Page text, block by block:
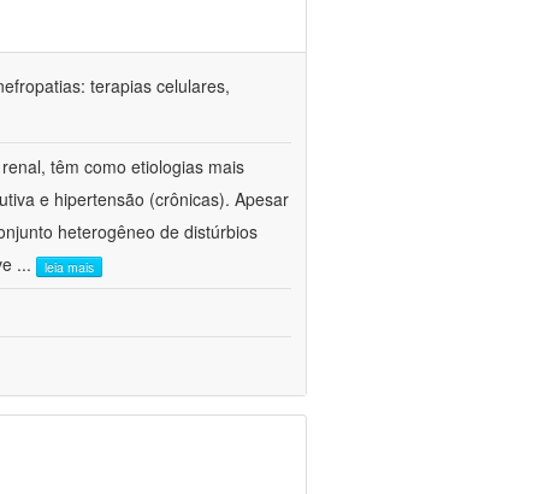
terapias celulares,
têm como etiologias mais
e hipertensão (crônicas). Apesar
heterogêneo de distúrbios
... leia mais